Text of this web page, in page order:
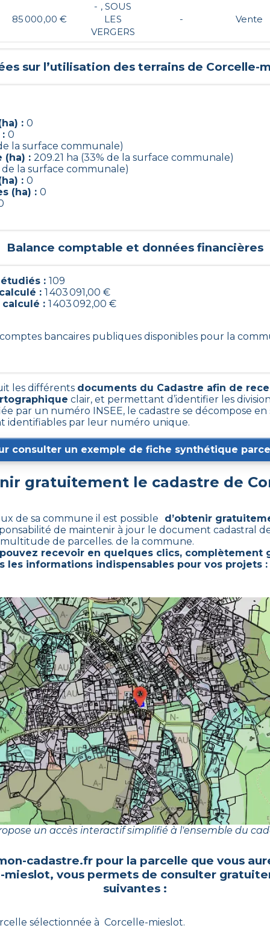
85 000,00 €
- , SOUS
LES
VERGERS
- Vente
sur l’utilisation des terrains de Corcelle-
: 0
0
la surface communale)
(ha) : 209.21 ha (33% de la surface communale)
de la surface communale)
: 0
(ha) : 0
Balance comptable et données financières
: 109
: 1 403 091,00 €
: 1 403 092,00 €
bancaires publiques disponibles pour la
les différents documents du Cadastre afin de
clair, et permettant d’identifier les
par un numéro INSEE, le cadastre se décompose en
identifiables par leur numéro unique.
consulter un exemple de fiche synthétique
gratuitement le cadastre de
de sa commune il est possible d’obtenir
de maintenir à jour le document cadastral
de parcelles. de la commune.
recevoir en quelques clics, complètement
les informations indispensables pour vos projets
un accès interactif simplifié à l'ensemble du
cadastre.fr pour la parcelle que vous
mieslot, vous permets de consulter
suivantes :
sélectionnée à Corcelle-mieslot.